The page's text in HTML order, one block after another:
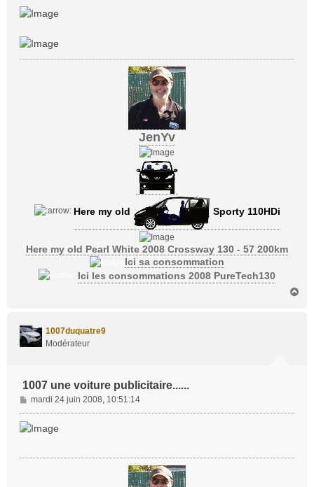
JenYv
Here my old Sporty 110HDi
Here my old Pearl White 2008 Crossway 130 - 57 200km
Ici sa consommation
Ici les consommations 2008 PureTech130
1007duquatre9
Modérateur
1007 une voiture publicitaire......
M
e
s
mardi 24 juin 2008, 10:51:14